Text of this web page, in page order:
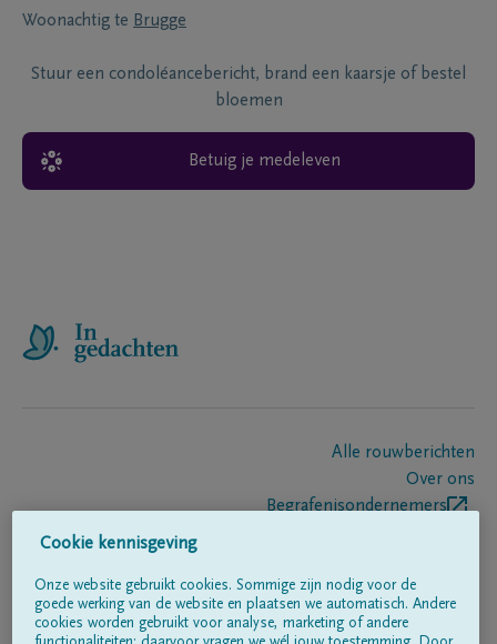
Woonachtig te Brugge
Stuur een condoléancebericht, brand een kaarsje of bestel
bloemen
Betuig je medeleven
Alle rouwberichten
Over ons
Begrafenisondernemers
Volg ons op
Cookie kennisgeving
Onze website gebruikt cookies. Sommige zijn nodig voor de
goede werking van de website en plaatsen we automatisch. Andere
cookies worden gebruikt voor analyse, marketing of andere